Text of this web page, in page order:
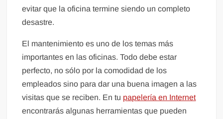
evitar que la oficina termine siendo un completo
desastre.
El mantenimiento es uno de los temas más
importantes en las oficinas. Todo debe estar
perfecto, no sólo por la comodidad de los
empleados sino para dar una buena imagen a las
visitas que se reciben. En tu papelería en Internet
encontrarás algunas herramientas que pueden